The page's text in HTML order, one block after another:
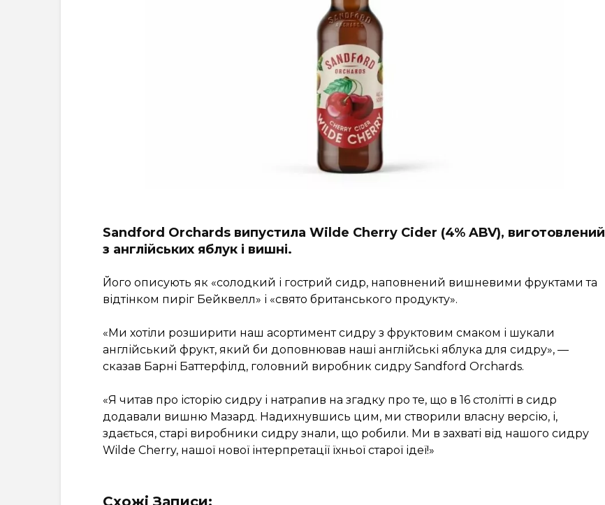
Sandford Orchards випустила Wilde Cherry Cider (4% ABV), виготовлений
з англійських яблук і вишні.
Його описують як «солодкий і гострий сидр, наповнений вишневими фруктами та
відтінком пиріг Бейквелл» і «свято британського продукту».
«Ми хотіли розширити наш асортимент сидру з фруктовим смаком і шукали
англійський фрукт, який би доповнював наші англійські яблука для сидру», —
сказав Барні Баттерфілд, головний виробник сидру Sandford Orchards.
«Я читав про історію сидру і натрапив на згадку про те, що в 16 столітті в сидр
додавали вишню Мазард. Надихнувшись цим, ми створили власну версію, і,
здається, старі виробники сидру знали, що робили. Ми в захваті від нашого сидру
Wilde Cherry, нашої нової інтерпретації їхньої старої ідеї!»
Схожі Записи: